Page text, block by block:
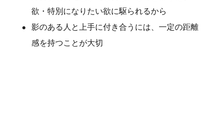
欲・特別になりたい欲に駆られるから
影のある人と上手に付き合うには、一定の距離
感を持つことが大切